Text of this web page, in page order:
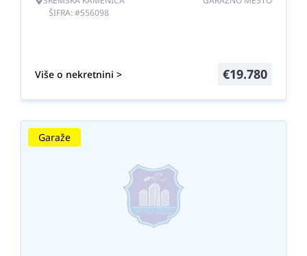
ŠIFRA: #556098
Više o nekretnini > €19.780
Garaže